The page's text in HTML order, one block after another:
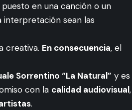
en una canción o un
interpretación sean las
creativa. En consecuencia, el
Sorrentino “La Natural” y es
con la calidad audiovisual,
.